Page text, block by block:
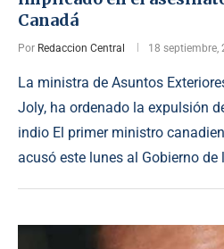
Canadá
Por Redaccion Central 18 septiembre,
La ministra de Asuntos
Joly, ha ordenado la expulsión
indio El primer ministro
acusó este lunes al Gobierno de